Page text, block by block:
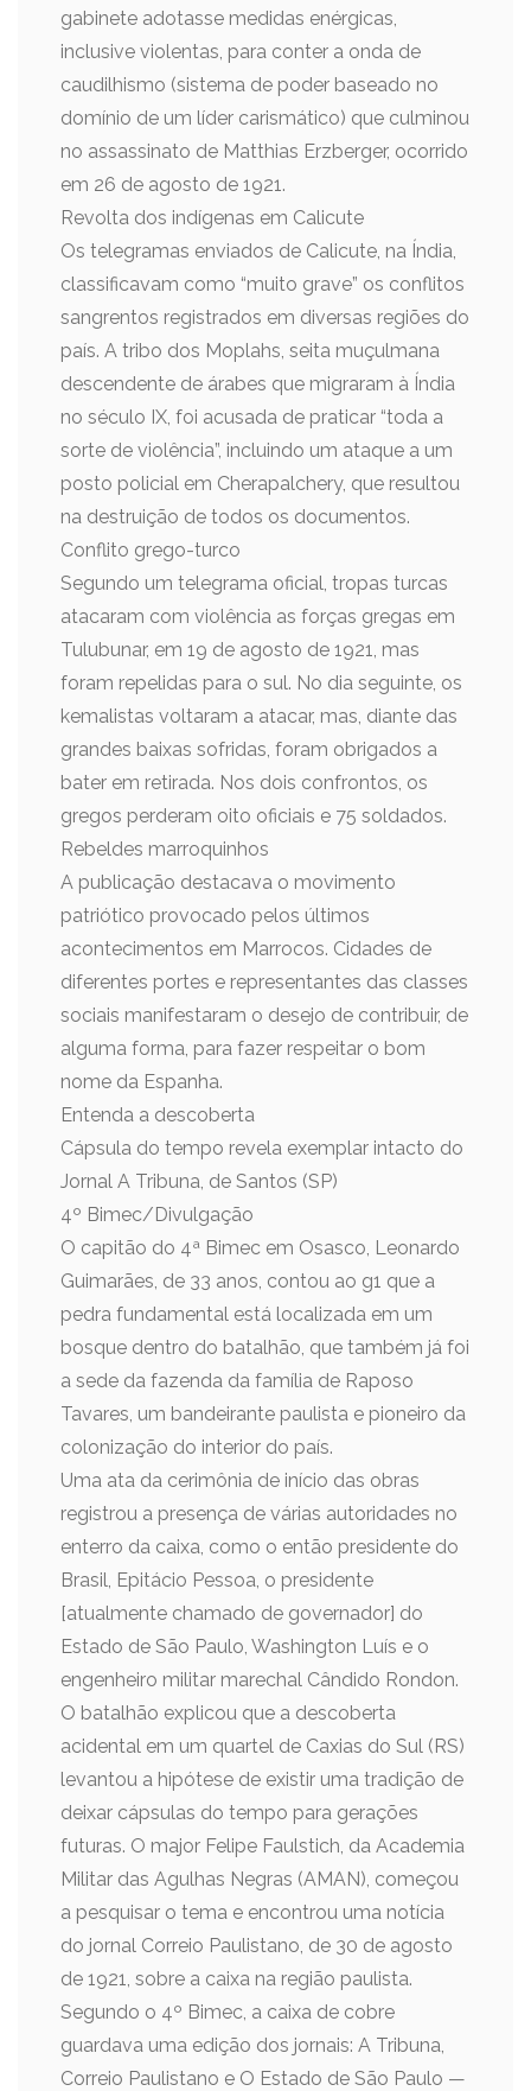
gabinete adotasse medidas enérgicas,
inclusive violentas, para conter a onda de
caudilhismo (sistema de poder baseado no
domínio de um líder carismático) que culminou
no assassinato de Matthias Erzberger, ocorrido
em 26 de agosto de 1921.
Revolta dos indígenas em Calicute
Os telegramas enviados de Calicute, na Índia,
classificavam como “muito grave” os conflitos
sangrentos registrados em diversas regiões do
país. A tribo dos Moplahs, seita muçulmana
descendente de árabes que migraram à Índia
no século IX, foi acusada de praticar “toda a
sorte de violência”, incluindo um ataque a um
posto policial em Cherapalchery, que resultou
na destruição de todos os documentos.
Conflito grego-turco
Segundo um telegrama oficial, tropas turcas
atacaram com violência as forças gregas em
Tulubunar, em 19 de agosto de 1921, mas
foram repelidas para o sul. No dia seguinte, os
kemalistas voltaram a atacar, mas, diante das
grandes baixas sofridas, foram obrigados a
bater em retirada. Nos dois confrontos, os
gregos perderam oito oficiais e 75 soldados.
Rebeldes marroquinhos
A publicação destacava o movimento
patriótico provocado pelos últimos
acontecimentos em Marrocos. Cidades de
diferentes portes e representantes das classes
sociais manifestaram o desejo de contribuir, de
alguma forma, para fazer respeitar o bom
nome da Espanha.
Entenda a descoberta
Cápsula do tempo revela exemplar intacto do
Jornal A Tribuna, de Santos (SP)
4º Bimec/Divulgação
O capitão do 4ª Bimec em Osasco, Leonardo
Guimarães, de 33 anos, contou ao g1 que a
pedra fundamental está localizada em um
bosque dentro do batalhão, que também já foi
a sede da fazenda da família de Raposo
Tavares, um bandeirante paulista e pioneiro da
colonização do interior do país.
Uma ata da cerimônia de início das obras
registrou a presença de várias autoridades no
enterro da caixa, como o então presidente do
Brasil, Epitácio Pessoa, o presidente
[atualmente chamado de governador] do
Estado de São Paulo, Washington Luís e o
engenheiro militar marechal Cândido Rondon.
O batalhão explicou que a descoberta
acidental em um quartel de Caxias do Sul (RS)
levantou a hipótese de existir uma tradição de
deixar cápsulas do tempo para gerações
futuras. O major Felipe Faulstich, da Academia
Militar das Agulhas Negras (AMAN), começou
a pesquisar o tema e encontrou uma notícia
do jornal Correio Paulistano, de 30 de agosto
de 1921, sobre a caixa na região paulista.
Segundo o 4º Bimec, a caixa de cobre
guardava uma edição dos jornais: A Tribuna,
Correio Paulistano e O Estado de São Paulo —